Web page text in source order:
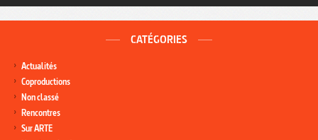
CATÉGORIES
Actualités
Coproductions
Non classé
Rencontres
Sur ARTE